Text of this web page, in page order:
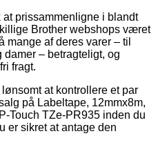
at prissammenligne i blandt
Brother webshops været
mange af deres varer – til
– betragteligt, og
fragt.
at kontrollere et par
på Labeltape, 12mmx8m,
Touch TZe-PR935 inden du
er sikret at antage den